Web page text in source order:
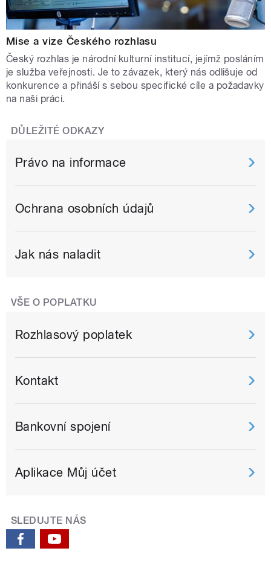
Mise a vize Českého rozhlasu
Český rozhlas je národní kulturní institucí, jejímž posláním
je služba veřejnosti. Je to závazek, který nás odlišuje od
konkurence a přináší s sebou specifické cíle a požadavky
na naši práci.
DŮLEŽITÉ ODKAZY
Právo na informace
Ochrana osobních údajů
Jak nás naladit
VŠE O POPLATKU
Rozhlasový poplatek
Kontakt
Bankovní spojení
Aplikace Můj účet
SLEDUJTE NÁS